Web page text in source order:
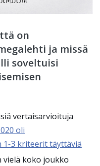
on
ja missä
soveltuisi
vertaisarvioituja
oli
1-3 kriteerit täyttäviä
vielä koko joukko